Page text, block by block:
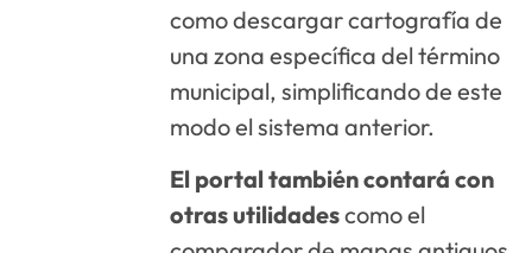
como descargar cartografía de
una zona específica del término
municipal, simplificando de este
modo el sistema anterior.
El portal también contará con
otras utilidadescomo el